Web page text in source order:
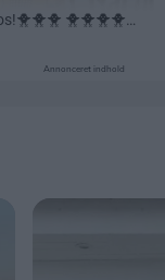
Annonceret indhold